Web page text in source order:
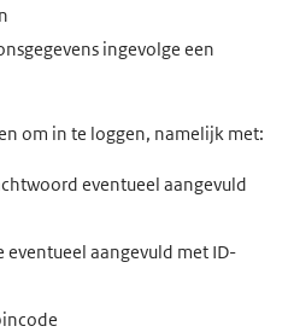
ingevolge een
om in te loggen, namelijk met:
eventueel aangevuld
eventueel aangevuld met ID-